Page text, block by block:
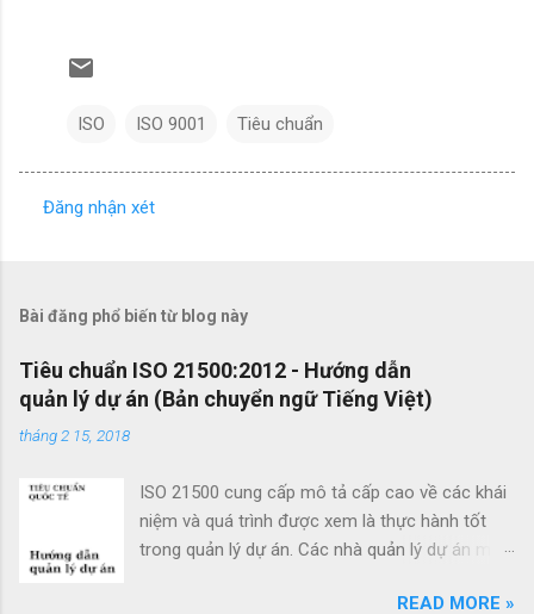
ISO ISO 9001 Tiêu chuẩn
x
é
t
Đăng nhận xét
Bài đăng phổ biến từ blog này
Tiêu chuẩn ISO 21500:2012 - Hướng dẫn
quản lý dự án (Bản chuyển ngữ Tiếng Việt)
tháng 2 15, 2018
ISO 21500 cung cấp mô tả cấp cao về các khái
niệm và quá trình được xem là thực hành tốt
trong quản lý dự án. Các nhà quản lý dự án mới
nghiệm có thể sử dụng hướng dẫn quản lý dự
READ MORE »